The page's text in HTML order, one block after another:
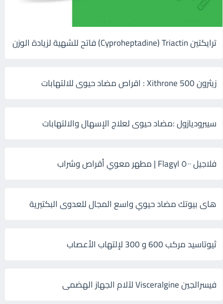
ترايكتين Cyproheptadine) Triactin) فاتح للشهية لزيادة الوزن
زيثرون 500 Xithrone : اقراص مضاد حيوى للالتهابات
سيبروديازول :مضاد حيوى لعلاج الإسهال والالتهابات
فلاجيل ٥٠٠ Flagyl | مطهر معوي أقراص وشراب
هاى بيوتك مضاد حيوي واسع المجال للعدوى البكتيرية
ثيوتاسيد مركب 600 و 300 لإلتهاب الأعصاب
فيسرالجين Visceralgine لآلام الجهاز الهضمى